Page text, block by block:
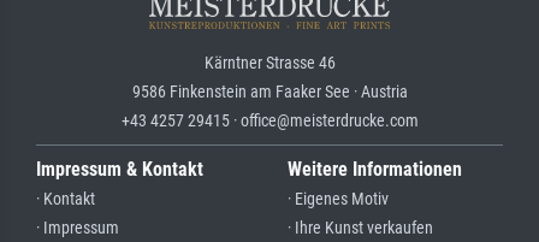
Kärntner Strasse 46
9586 Finkenstein am Faaker See · Austria
+43 4257 29415 · office@meisterdrucke.com
Impressum & Kontakt
· Kontakt
· Impressum
Weitere Informationen
· Eigenes Motiv
· Ihre Kunst verkaufen